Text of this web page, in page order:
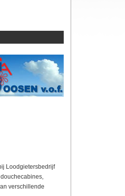
Loodgietersbedrijf
verschillende